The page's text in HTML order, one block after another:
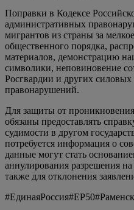
Поправки в Кодексе
административных
мигрантов из страны за
общественного порядка,
материалов, демонстрацию
символики, неповиновение
Росгвардии и других силовых
правонарушений.
Для защиты от
обязаны предоставлять
судимости в другом
потребуется информация о
данные могут стать
аннулирования разрешения
также для отклонения